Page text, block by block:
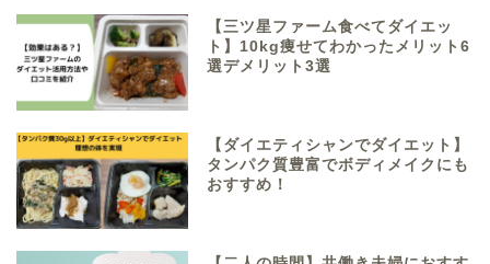
【三ツ星ファーム食べてダイエッ
ト】10kg痩せてわかったメリット6
選デメリット3選
【ダイエティシャンでダイエット】
タンパク質豊富でボディメイクにも
おすすめ！